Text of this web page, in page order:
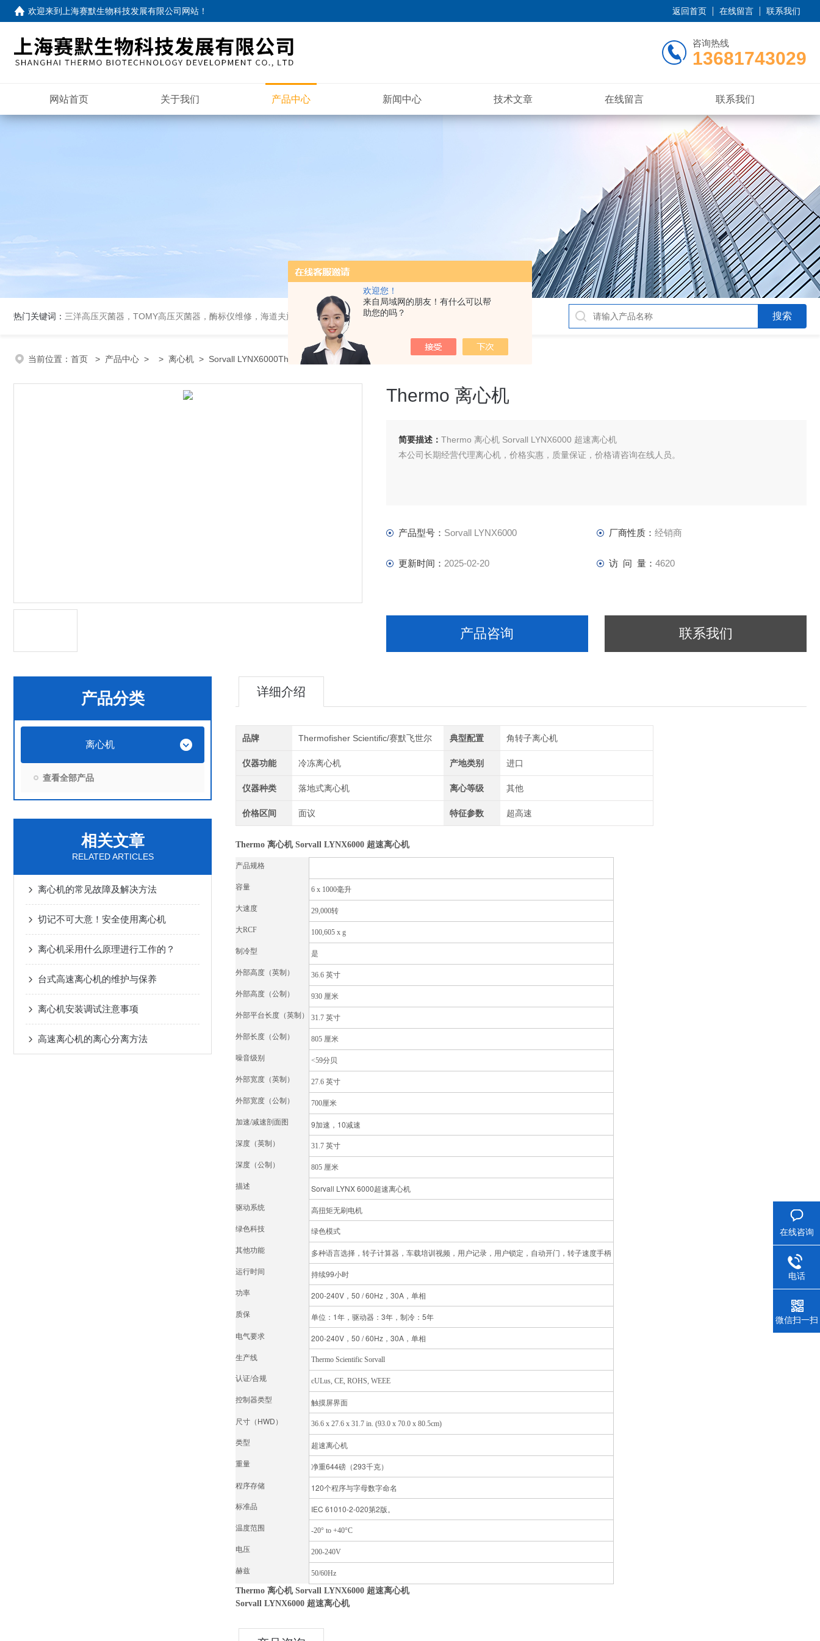
欢迎您！
来自局域网的朋友！有什么可以帮
助您的吗？
欢迎来到 上海赛默生物科技发展有限公司网站 ！ 返回首页 在线留言 联系我们
咨询热线
13681743029
网站首页 关于我们 产品中心 新闻中心 技术文章 在线留言 联系我们
热门关键词： 三洋高压灭菌器，TOMY高压灭菌器，酶标仪维修，海道夫旋转蒸发仪
当前位置： 首页 > 产品中心 > > 离心机 > Sorvall LYNX6000Thermo 离心机
Thermo 离心机
简要描述： Thermo 离心机 Sorvall LYNX6000 超速离心机
本公司长期经营代理离心机，价格实惠，质量保证，价格请咨询在线人员。
产品型号： Sorvall LYNX6000 厂商性质： 经销商
更新时间： 2025-02-20 访 问 量： 4620
产品咨询 联系我们
产品分类
离心机
查看全部产品
相关文章
RELATED ARTICLES
离心机的常见故障及解决方法
切记不可大意！安全使用离心机
离心机采用什么原理进行工作的？
台式高速离心机的维护与保养
离心机安装调试注意事项
高速离心机的离心分离方法
详细介绍
品牌 Thermofisher Scientific/赛默飞世尔 典型配置 角转子离心机
仪器功能 冷冻离心机 产地类别 进口
仪器种类 落地式离心机 离心等级 其他
价格区间 面议 特征参数 超高速
Thermo 离心机Sorvall LYNX6000 超速离心机
产品规格
容量 6 x 1000毫升
大速度 29,000转
大RCF 100,605 x g
制冷型 是
外部高度（英制） 36.6 英寸
外部高度（公制） 930 厘米
外部平台长度（英制） 31.7 英寸
外部长度（公制） 805 厘米
噪音级别 <59分贝
外部宽度（英制） 27.6 英寸
外部宽度（公制） 700厘米
加速/减速剖面图 9加速，10减速
深度（英制） 31.7 英寸
深度（公制） 805 厘米
描述 Sorvall LYNX 6000超速离心机
驱动系统 高扭矩无刷电机
绿色科技 绿色模式
其他功能 多种语言选择，转子计算器，车载培训视频，用户记录，用户锁定，自动开门，转子速度手柄
运行时间 持续99小时
功率 200-240V，50 / 60Hz，30A，单相
质保
单位：1年，驱动器：3年，制冷：5年
电气要求
200-240V，50 / 60Hz，30A，单相
生产线
Thermo Scientific Sorvall
认证/合规 cULus, CE, ROHS, WEEE
控制器类型
触摸屏界面
尺寸（HWD）
36.6 x 27.6 x 31.7 in. (93.0 x 70.0 x 80.5cm)
类型 超速离心机
重量
净重644磅（293千克）
程序存储
120个程序与字母数字命名
标准品 IEC 61010-2-020第2版。
温度范围 -20° to +40°C
电压 200-240V
赫兹 50/60Hz
Thermo 离心机Sorvall LYNX6000 超速离心机
Sorvall LYNX6000 超速离心机
在线咨询
电话
微信扫一扫